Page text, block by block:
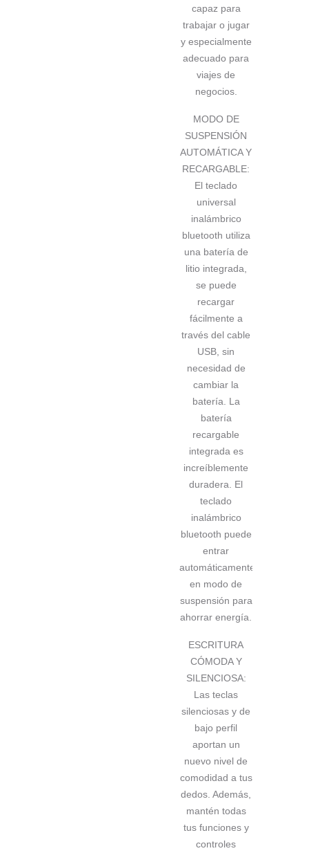
capaz para
trabajar o jugar
y especialmente
adecuado para
viajes de
negocios.
MODO DE
SUSPENSIÓN
AUTOMÁTICA Y
RECARGABLE:
El teclado
universal
inalámbrico
bluetooth utiliza
una batería de
litio integrada,
se puede
recargar
fácilmente a
través del cable
USB, sin
necesidad de
cambiar la
batería. La
batería
recargable
integrada es
increíblemente
duradera. El
teclado
inalámbrico
bluetooth puede
entrar
automáticamente
en modo de
suspensión para
ahorrar energía.
ESCRITURA
CÓMODA Y
SILENCIOSA:
Las teclas
silenciosas y de
bajo perfil
aportan un
nuevo nivel de
comodidad a tus
dedos. Además,
mantén todas
tus funciones y
controles